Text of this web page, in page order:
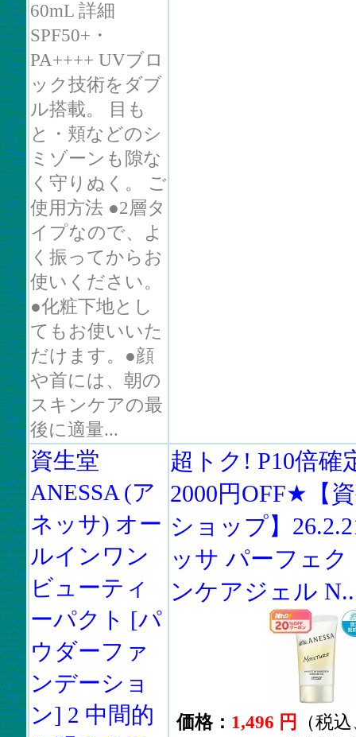
60mL 詳細
SPF50+・
PA++++ UVブロ
ック技術をダブ
ル搭載。 目も
と・頬などのシ
ミゾーンも隙な
く守りぬく。 ご
使用方法 ●2層タ
イプなので、よ
く振ってからお
使いください。
●化粧下地とし
てもお使いいた
だけます。●顔
や首には、朝の
スキンケアの最
後に適量...
資生堂
ANESSA (ア
ネッサ) オー
ルインワン
ビューティ
ーパクト [パ
ウダーファ
ンデーショ
ン] 2 中間的
超トク! P10倍確
2000円OFF★【
ショップ】
ッサ パーフェ
ンケアジェル
価格： 1,496 円
（税